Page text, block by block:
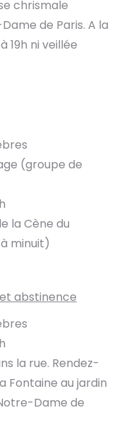
chrismale
de Paris. A la
19h ni veillée
(groupe de
la Cène du
minuit)
abstinence
la rue. Rendez-
Fontaine au jardin
Dame de